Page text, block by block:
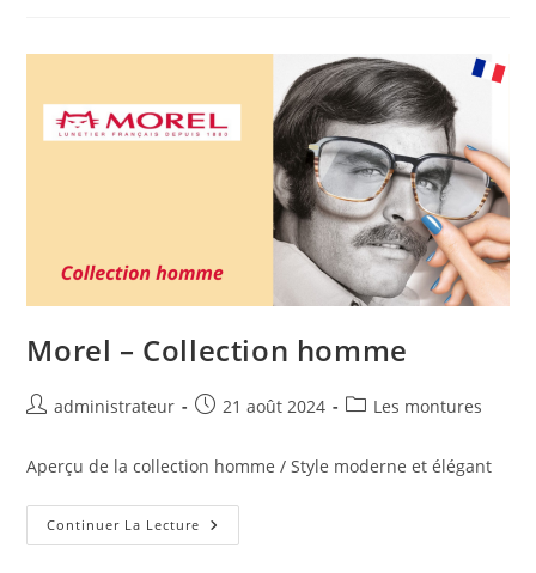
Morel – Collection homme
administrateur 21 août 2024 Les montures
Aperçu de la collection homme / Style moderne et élégant
Continuer La Lecture